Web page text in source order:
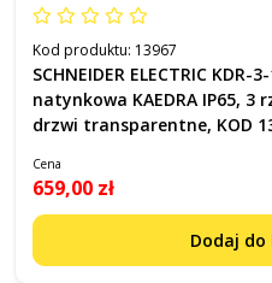
Kod produktu: 13967
SCHNEIDER ELECTRIC
natynkowa KAEDRA IP65, 3
drzwi transparentne, KOD
Cena
659,00 zł
Dodaj do